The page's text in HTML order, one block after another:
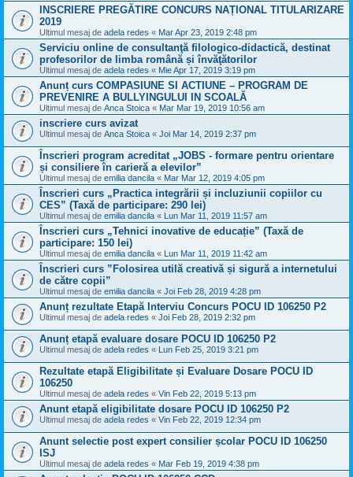
INSCRIERE PREGĂTIRE CONCURS NAȚIONAL TITULARIZARE
2019
Ultimul mesaj de adela redes « Mar Apr 23, 2019 2:48 pm
Serviciu online de consultanţă filologico-didactică, destinat
profesorilor de limba română și învăţătorilor
Ultimul mesaj de adela redes « Mie Apr 17, 2019 3:19 pm
Anunț curs COMPASIUNE SI ACTIUNE – PROGRAM DE
PREVENIRE A BULLYINGULUI IN SCOALĂ
Ultimul mesaj de Anca Stoica « Mar Mar 19, 2019 10:56 am
inscriere curs avizat
Ultimul mesaj de Anca Stoica « Joi Mar 14, 2019 2:37 pm
Înscrieri program acreditat „JOBS - formare pentru orientare
și consiliere în carieră a elevilor”
Ultimul mesaj de emilia dancila « Mar Mar 12, 2019 4:05 pm
Înscrieri curs „Practica integrării și incluziunii copiilor cu
CES” (Taxă de participare: 290 lei)
Ultimul mesaj de emilia dancila « Lun Mar 11, 2019 11:57 am
Înscrieri curs „Tehnici inovative de educație” (Taxă de
participare: 150 lei)
Ultimul mesaj de emilia dancila « Lun Mar 11, 2019 11:42 am
Înscrieri curs ”Folosirea utilă creativă și sigură a internetului
de către copii”
Ultimul mesaj de emilia dancila « Joi Feb 28, 2019 4:28 pm
Anunț rezultate Etapă Interviu Concurs POCU ID 106250 P2
Ultimul mesaj de adela redes « Joi Feb 28, 2019 2:32 pm
Anunț etapă evaluare dosare POCU ID 106250 P2
Ultimul mesaj de adela redes « Lun Feb 25, 2019 3:21 pm
Rezultate etapă Eligibilitate și Evaluare Dosare POCU ID
106250
Ultimul mesaj de adela redes « Vin Feb 22, 2019 5:13 pm
Anunt etapă eligibilitate dosare POCU ID 106250 P2
Ultimul mesaj de adela redes « Vin Feb 22, 2019 12:34 pm
Anunt selectie post expert consilier școlar POCU ID 106250
ISJ
Ultimul mesaj de adela redes « Mar Feb 19, 2019 4:38 pm